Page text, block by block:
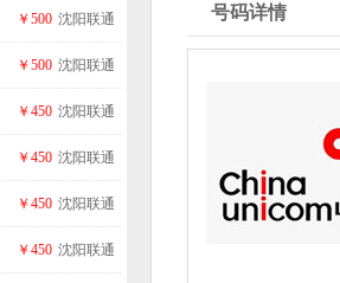
沈阳联通
￥500
沈阳联通
￥500
沈阳联通
￥450
沈阳联通
￥450
沈阳联通
￥450
沈阳联通
￥450
号码详情